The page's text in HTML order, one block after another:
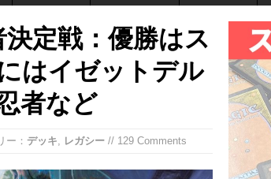
定戦：優勝はス
はイゼットデル
者など
ー： デッキ, レガシー // 129 Comments